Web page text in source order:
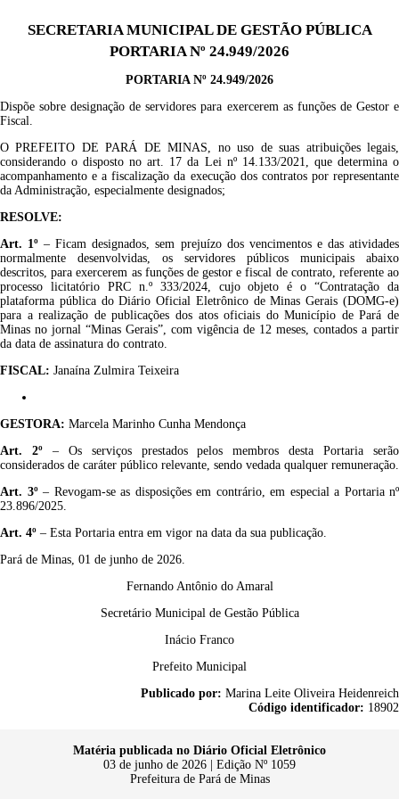
SECRETARIA MUNICIPAL DE GESTÃO PÚBLICA
PORTARIA Nº 24.949/2026
PORTARIA Nº 24.949/2026
Dispõe sobre designação de servidores para exercerem as funções de Gestor e
Fiscal.
O PREFEITO DE PARÁ DE MINAS, no uso de suas atribuições legais,
considerando o disposto no art. 17 da Lei nº 14.133/2021, que determina o
acompanhamento e a fiscalização da execução dos contratos por representante
da Administração, especialmente designados;
RESOLVE:
Art. 1º – Ficam designados, sem prejuízo dos vencimentos e das atividades
normalmente desenvolvidas, os servidores públicos municipais abaixo
descritos, para exercerem as funções de gestor e fiscal de contrato, referente ao
processo licitatório PRCn.º 333/2024, cujo objetoéo “Contratação da
plataforma pública do Diário Oficial Eletrônico de Minas Gerais (DOMG-e)
para a realização de publicações dos atos oficiais do Município de Pará de
Minas no jornal “Minas Gerais”, com vigência de 12 meses, contados a partir
da data de assinatura do contrato.
FISCAL: Janaína Zulmira Teixeira
GESTORA: Marcela Marinho Cunha Mendonça
Art. 2º– Os serviços prestados pelos membros desta Portaria serão
considerados de caráter público relevante, sendo vedada qualquer remuneração.
Art. 3º– Revogam-se as disposições em contrário, em especial a Portaria nº
23.896/2025.
Art. 4º – Esta Portaria entra em vigor na data da sua publicação.
Pará de Minas, 01 de junho de 2026.
Fernando Antônio do Amaral
Secretário Municipal de Gestão Pública
Inácio Franco
Prefeito Municipal
Publicado por: Marina Leite Oliveira Heidenreich
Código identificador: 18902
Matéria publicada no Diário Oficial Eletrônico
03 de junho de 2026 | Edição Nº 1059
Prefeitura de Pará de Minas